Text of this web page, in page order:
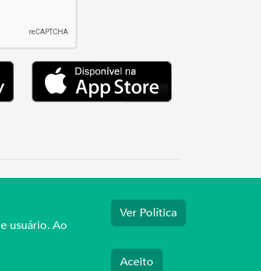
usuário. Ao
Ver Política
Aceito